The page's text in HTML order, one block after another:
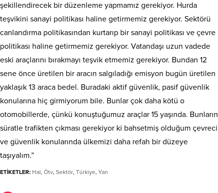
şekillendirecek bir düzenleme yapmamız gerekiyor. Hurda
teşvikini sanayi politikası haline getirmemiz gerekiyor. Sektörü
canlandırma politikasından kurtarıp bir sanayi politikası ve çevre
politikası haline getirmemiz gerekiyor. Vatandaşı uzun vadede
eski araçlarını bırakmayı teşvik etmemiz gerekiyor. Bundan 12
sene önce üretilen bir aracın salgıladığı emisyon bugün üretilen
yaklaşık 13 araca bedel. Buradaki aktif güvenlik, pasif güvenlik
konularına hiç girmiyorum bile. Bunlar çok daha kötü o
otomobillerde, çünkü konuştuğumuz araçlar 15 yaşında. Bunların
süratle trafikten çıkması gerekiyor ki bahsetmiş olduğum çevreci
ve güvenlik konularında ülkemizi daha refah bir düzeye
taşıyalım.”
ETİKETLER: Hal, Ötv, Sektör, Türkiye, Yan